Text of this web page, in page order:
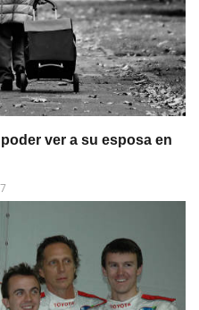
ver a su esposa en